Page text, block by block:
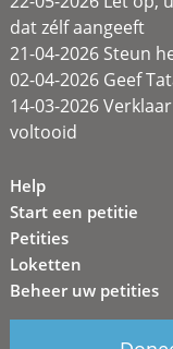
dat zélf aangeeft
21-04-2026 Steun
02-04-2026 Geef
14-03-2026
voltooid
Help
Start een petitie
Petities
Loketten
Beheer uw petities